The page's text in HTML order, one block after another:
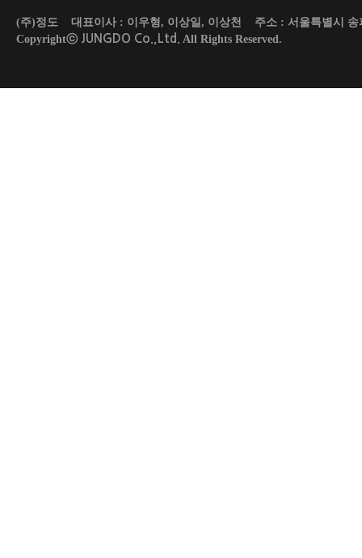
(주)정도 대표이사 : 이우형, 이상일, 이상천 주소 : 서울특별시 송
Copyrightⓒ JUNGDO Co.,Ltd. All Rights Reserved.